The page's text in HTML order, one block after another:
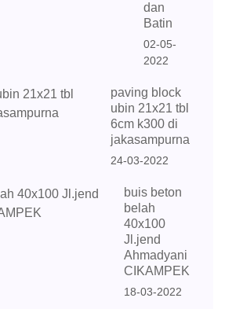
dan
Batin
02-05-
2022
paving block
ubin 21x21 tbl
6cm k300 di
jakasampurna
24-03-2022
buis beton
belah
40x100
Jl.jend
Ahmadyani
CIKAMPEK
18-03-2022